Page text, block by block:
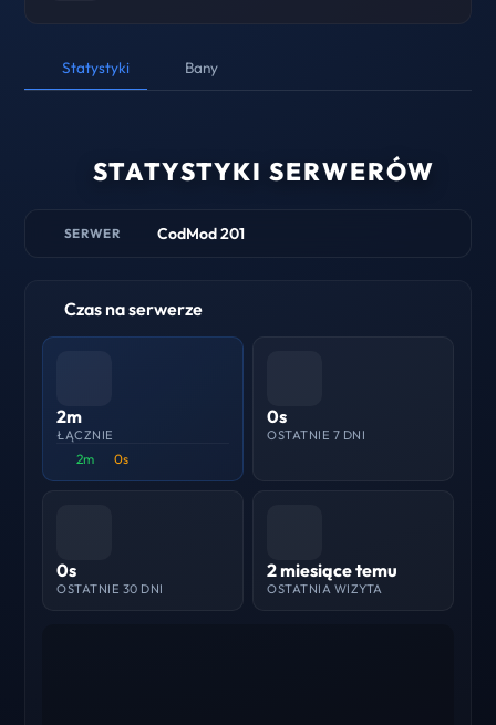
Statystyki Bany
STATYSTYKI SERWERÓW
SERWER CodMod 201
Czas na serwerze
2m
ŁĄCZNIE
2m 0s
0s
OSTATNIE 7 DNI
0s
OSTATNIE 30 DNI
2 miesiące temu
OSTATNIA WIZYTA